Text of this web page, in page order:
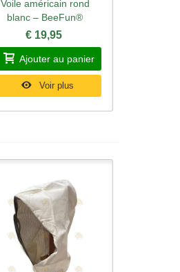
Aperçu rapide
Voile américain rond
blanc – BeeFun®
€ 19,95
Ajouter au panier
Voir plus